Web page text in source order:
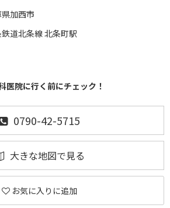
加西市
道北条線 北条町駅
医院に行く前にチェック！
0790-42-5715
大きな地図で見る
お気に入りに追加